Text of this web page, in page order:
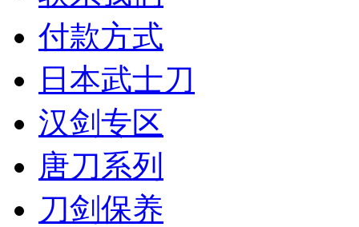
付款方式
日本武士刀
汉剑专区
唐刀系列
刀剑保养